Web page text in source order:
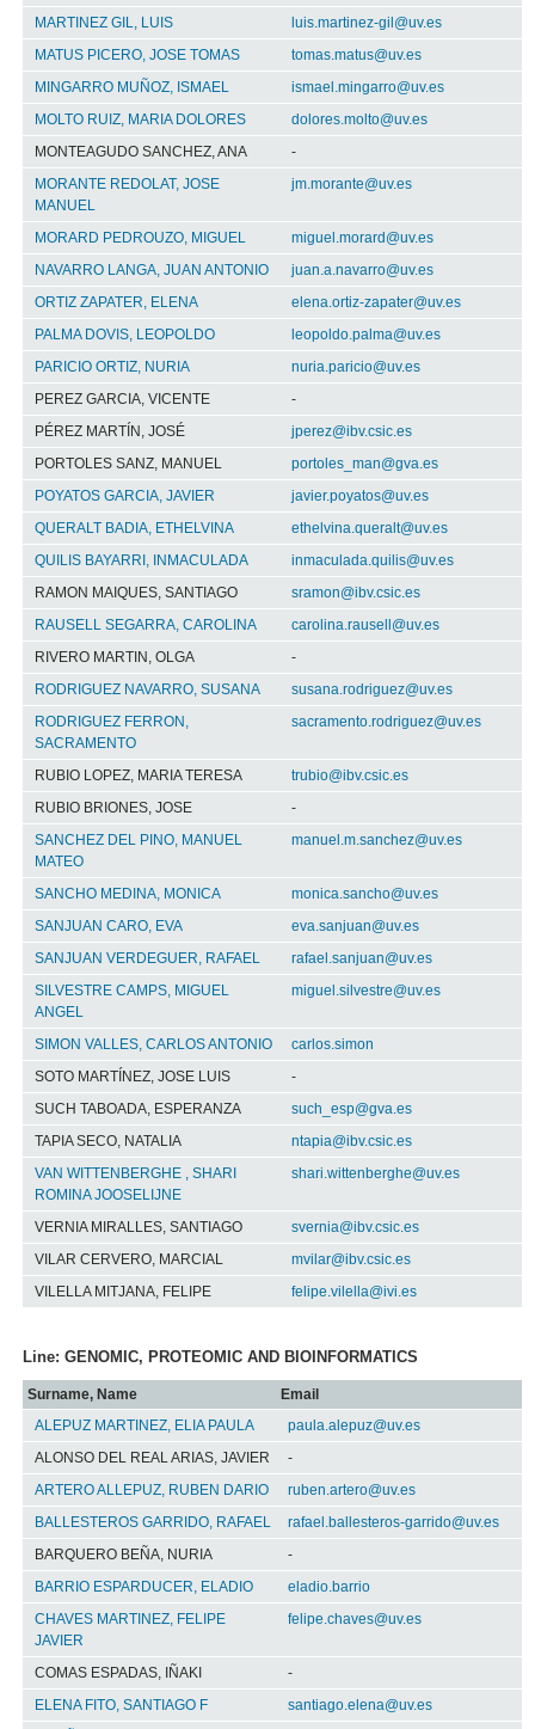
MARTINEZ GIL, LUIS
luis.martinez-gil@uv.es
MATUS PICERO, JOSE TOMAS
tomas.matus@uv.es
MINGARRO MUÑOZ, ISMAEL
ismael.mingarro@uv.es
MOLTO RUIZ, MARIA DOLORES
dolores.molto@uv.es
MONTEAGUDO SANCHEZ, ANA
-
MORANTE REDOLAT, JOSE
MANUEL
jm.morante@uv.es
MORARD PEDROUZO, MIGUEL
miguel.morard@uv.es
NAVARRO LANGA, JUAN ANTONIO
juan.a.navarro@uv.es
ORTIZ ZAPATER, ELENA
elena.ortiz-zapater@uv.es
PALMA DOVIS, LEOPOLDO
leopoldo.palma@uv.es
PARICIO ORTIZ, NURIA
nuria.paricio@uv.es
PEREZ GARCIA, VICENTE
-
PÉREZ MARTÍN, JOSÉ
jperez@ibv.csic.es
PORTOLES SANZ, MANUEL
portoles_man@gva.es
POYATOS GARCIA, JAVIER
javier.poyatos@uv.es
QUERALT BADIA, ETHELVINA
ethelvina.queralt@uv.es
QUILIS BAYARRI, INMACULADA
inmaculada.quilis@uv.es
RAMON MAIQUES, SANTIAGO
sramon@ibv.csic.es
RAUSELL SEGARRA, CAROLINA
carolina.rausell@uv.es
RIVERO MARTIN, OLGA
-
RODRIGUEZ NAVARRO, SUSANA
susana.rodriguez@uv.es
RODRIGUEZ FERRON,
SACRAMENTO
sacramento.rodriguez@uv.es
RUBIO LOPEZ, MARIA TERESA
trubio@ibv.csic.es
RUBIO BRIONES, JOSE
-
SANCHEZ DEL PINO, MANUEL
MATEO
manuel.m.sanchez@uv.es
SANCHO MEDINA, MONICA
monica.sancho@uv.es
SANJUAN CARO, EVA
eva.sanjuan@uv.es
SANJUAN VERDEGUER, RAFAEL
rafael.sanjuan@uv.es
SILVESTRE CAMPS, MIGUEL
ANGEL
miguel.silvestre@uv.es
SIMON VALLES, CARLOS ANTONIO
carlos.simon
SOTO MARTÍNEZ, JOSE LUIS
-
SUCH TABOADA, ESPERANZA
such_esp@gva.es
TAPIA SECO, NATALIA
ntapia@ibv.csic.es
VAN WITTENBERGHE , SHARI
ROMINA JOOSELIJNE
shari.wittenberghe@uv.es
VERNIA MIRALLES, SANTIAGO
svernia@ibv.csic.es
VILAR CERVERO, MARCIAL
mvilar@ibv.csic.es
VILELLA MITJANA, FELIPE
felipe.vilella@ivi.es
Line: GENOMIC, PROTEOMIC AND BIOINFORMATICS
Surname, Name
Email
ALEPUZ MARTINEZ, ELIA PAULA
paula.alepuz@uv.es
ALONSO DEL REAL ARIAS, JAVIER
-
ARTERO ALLEPUZ, RUBEN DARIO
ruben.artero@uv.es
BALLESTEROS GARRIDO, RAFAEL
rafael.ballesteros-garrido@uv.es
BARQUERO BEÑA, NURIA
-
BARRIO ESPARDUCER, ELADIO
eladio.barrio
CHAVES MARTINEZ, FELIPE
JAVIER
felipe.chaves@uv.es
COMAS ESPADAS, IÑAKI
-
ELENA FITO, SANTIAGO F
santiago.elena@uv.es